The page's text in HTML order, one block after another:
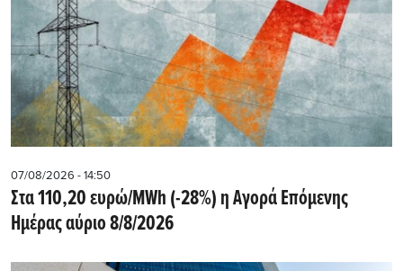
07/08/2026 - 14:50
Στα 110,20 ευρώ/MWh (-28%) η Αγορά Επόμενης
Ημέρας αύριο 8/8/2026